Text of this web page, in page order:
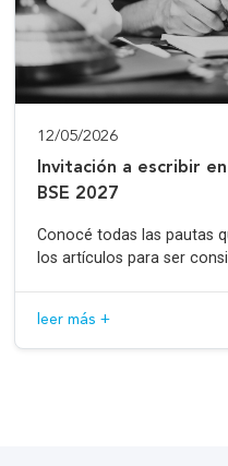
12/05/2026
Invitación a escribir
BSE 2027
Conocé todas las pautas
los artículos para ser
leer más +